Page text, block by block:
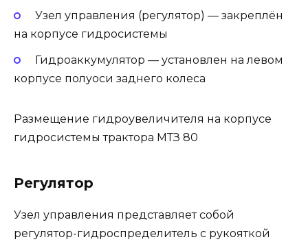
Узел управления (регулятор) — закреплён
на корпусе гидросистемы
Гидроаккумулятор — установлен на левом
корпусе полуоси заднего колеса
Размещение гидроувеличителя на корпусе
гидросистемы трактора МТЗ 80
Регулятор
Узел управления представляет собой
регулятор-гидроспределитель с рукояткой